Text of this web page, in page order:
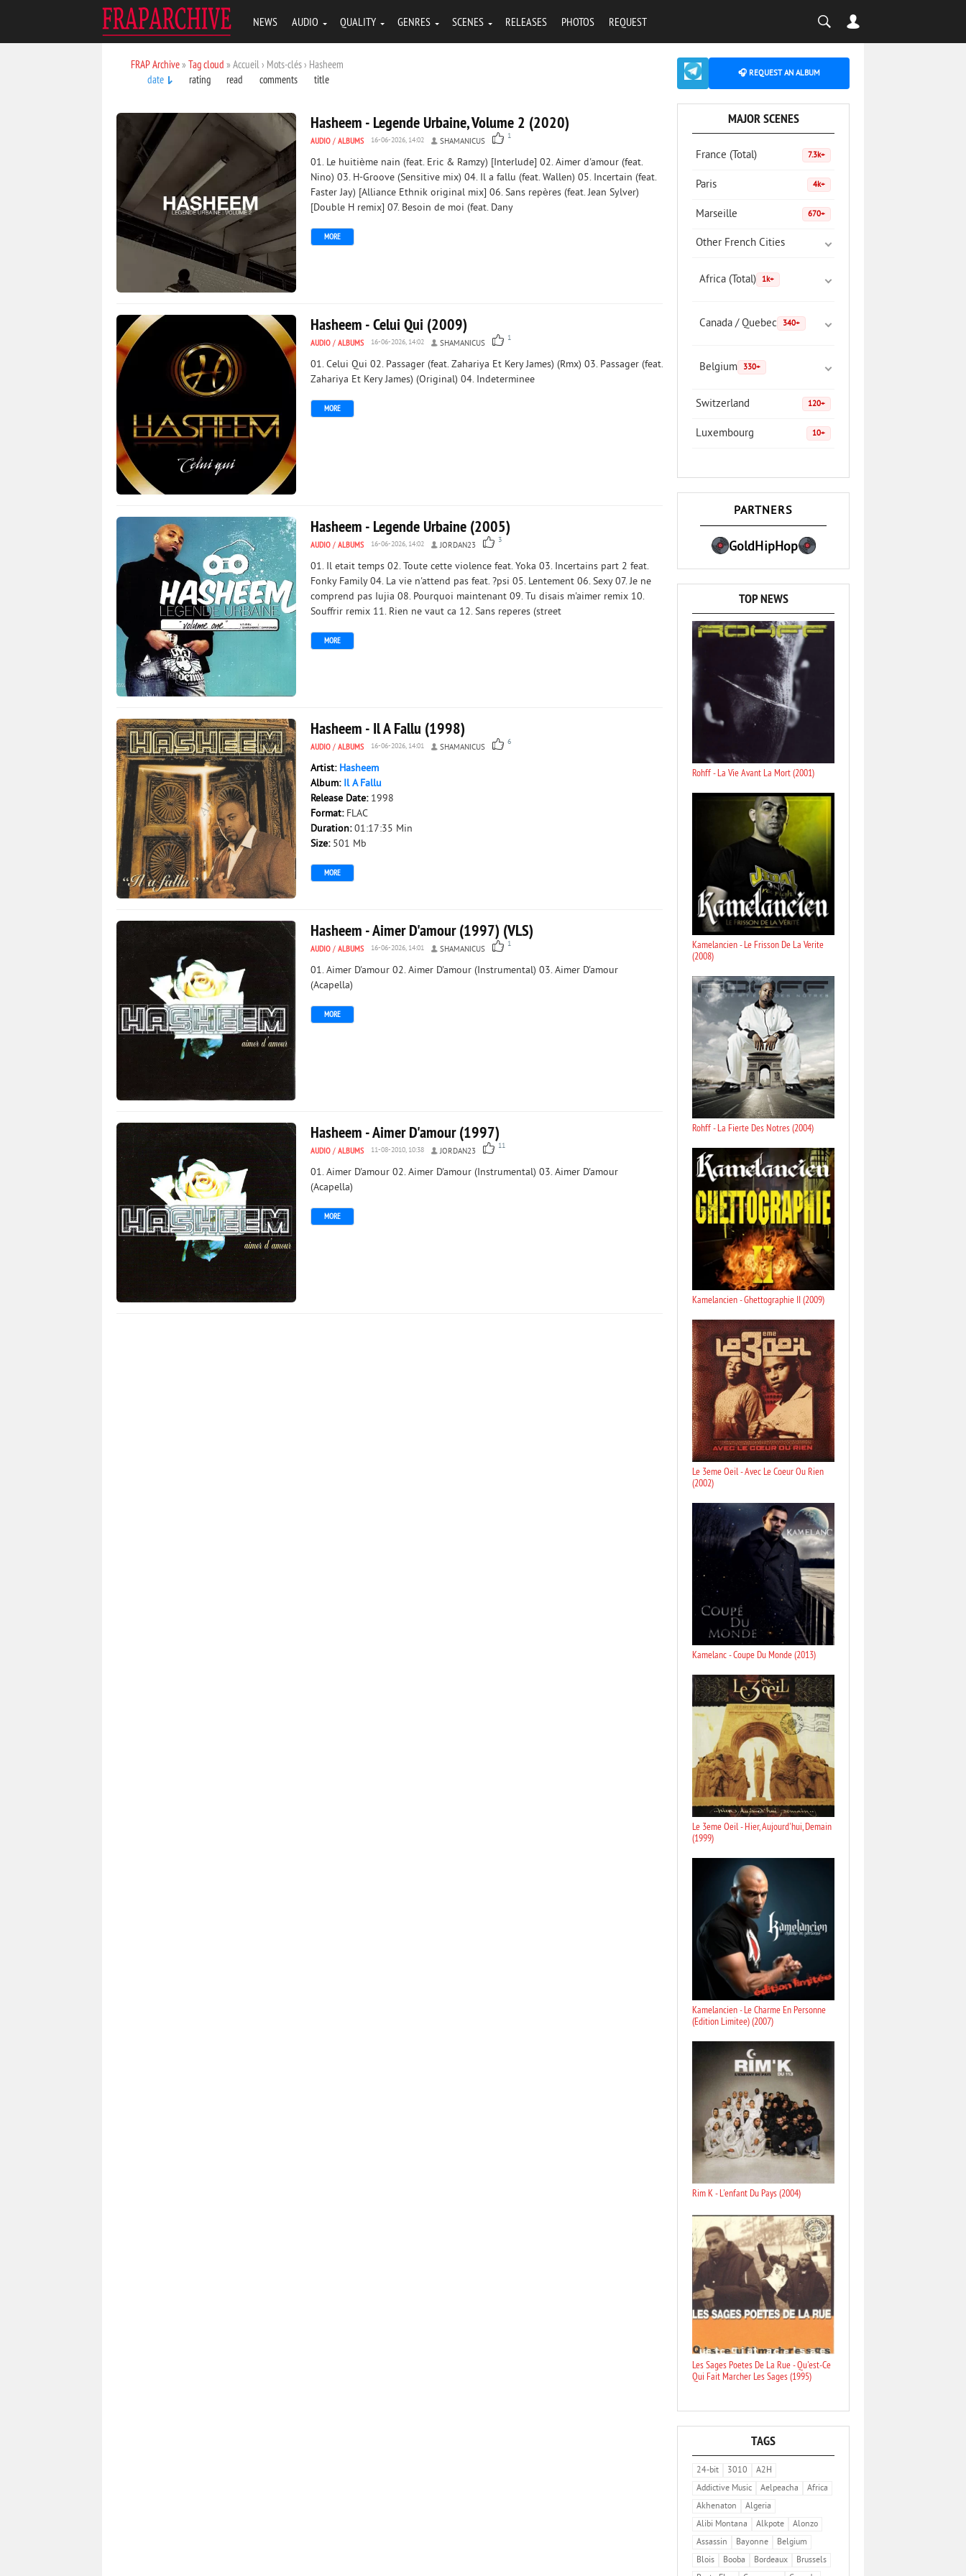
NEWS AUDIO QUALITY GENRES SCENES RELEASES PHOTOS REQUEST
FRAP Archive» Tag cloud » Accueil › Mots-clés › Hasheem
date
rating read comments title
Hasheem - Legende Urbaine, Volume 2 (2020)
AUDIO / ALBUMS 16-06-2026, 14:02 SHAMANICUS
1
01. Le huitième nain (feat. Eric & Ramzy) [Interlude] 02. Aimer d'amour (feat.
Nino) 03. H-Groove (Sensitive mix) 04. Il a fallu (feat. Wallen) 05. Incertain (feat.
Faster Jay) [Alliance Ethnik original mix] 06. Sans repères (feat. Jean Sylver)
[Double H remix] 07. Besoin de moi (feat. Dany
MORE
Hasheem - Celui Qui (2009)
AUDIO / ALBUMS 16-06-2026, 14:02 SHAMANICUS
1
01. Celui Qui 02. Passager (feat. Zahariya Et Kery James) (Rmx) 03. Passager (feat.
Zahariya Et Kery James) (Original) 04. Indeterminee
MORE
Hasheem - Legende Urbaine (2005)
AUDIO / ALBUMS 16-06-2026, 14:02 JORDAN23
3
01. Il etait temps 02. Toute cette violence feat. Yoka 03. Incertains part 2 feat.
Fonky Family 04. La vie n'attend pas feat. ?psi 05. Lentement 06. Sexy 07. Je ne
comprend pas Iujia 08. Pourquoi maintenant 09. Tu disais m'aimer remix 10.
Souffrir remix 11. Rien ne vaut ca 12. Sans reperes (street
MORE
Hasheem - Il A Fallu (1998)
AUDIO / ALBUMS 16-06-2026, 14:01 SHAMANICUS
6
Artist: Hasheem
Album: Il A Fallu
Release Date: 1998
Format: FLAC
Duration:01:17:35 Min
Size: 501 Mb
MORE
Hasheem - Aimer D'amour (1997) (VLS)
AUDIO / ALBUMS 16-06-2026, 14:01 SHAMANICUS
1
01. Aimer D'amour 02. Aimer D'amour (Instrumental) 03. Aimer D'amour
(Acapella)
MORE
Hasheem - Aimer D'amour (1997)
AUDIO / ALBUMS 11-08-2010, 10:38 JORDAN23
11
01. Aimer D'amour 02. Aimer D'amour (Instrumental) 03. Aimer D'amour
(Acapella)
MORE
🎧 REQUEST AN ALBUM
MAJOR SCENES
France (Total) 7.3k+
Paris 4k+
Marseille 670+
Other French Cities
Africa (Total) 1k+
Canada / Quebec 340+
Belgium 330+
Switzerland 120+
Luxembourg 10+
PARTNERS
GoldHipHop
TOP NEWS
Rohff - La Vie Avant La Mort (2001)
Kamelancien - Le Frisson De La Verite
(2008)
Rohff - La Fierte Des Notres (2004)
Kamelancien - Ghettographie II (2009)
Le 3eme Oeil - Avec Le Coeur Ou Rien
(2002)
Kamelanc - Coupe Du Monde (2013)
Le 3eme Oeil - Hier, Aujourd'hui, Demain
(1999)
Kamelancien - Le Charme En Personne
(Edition Limitee) (2007)
Rim K - L'enfant Du Pays (2004)
Les Sages Poetes De La Rue - Qu'est-Ce
Qui Fait Marcher Les Sages (1995)
TAGS
24-bit 3010
A2H
Addictive Music
Aelpeacha
Africa
Akhenaton
Algeria
Alibi Montana
Alkpote
Alonzo
Assassin
Bayonne
Belgium
Blois
Booba Bordeaux
Brussels